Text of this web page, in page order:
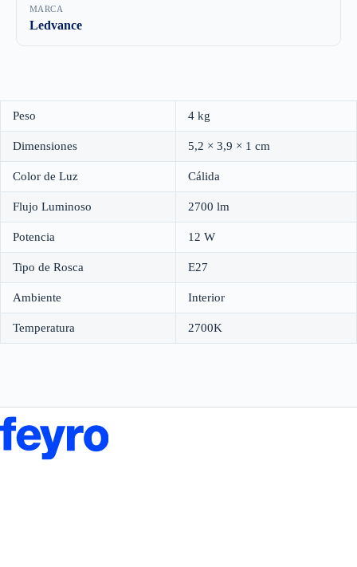
MARCA
Ledvance
Peso 4 kg
Dimensiones 5,2 × 3,9 × 1 cm
Color de Luz Cálida
Flujo Luminoso 2700 lm
Potencia 12 W
Tipo de Rosca E27
Ambiente Interior
Temperatura 2700K